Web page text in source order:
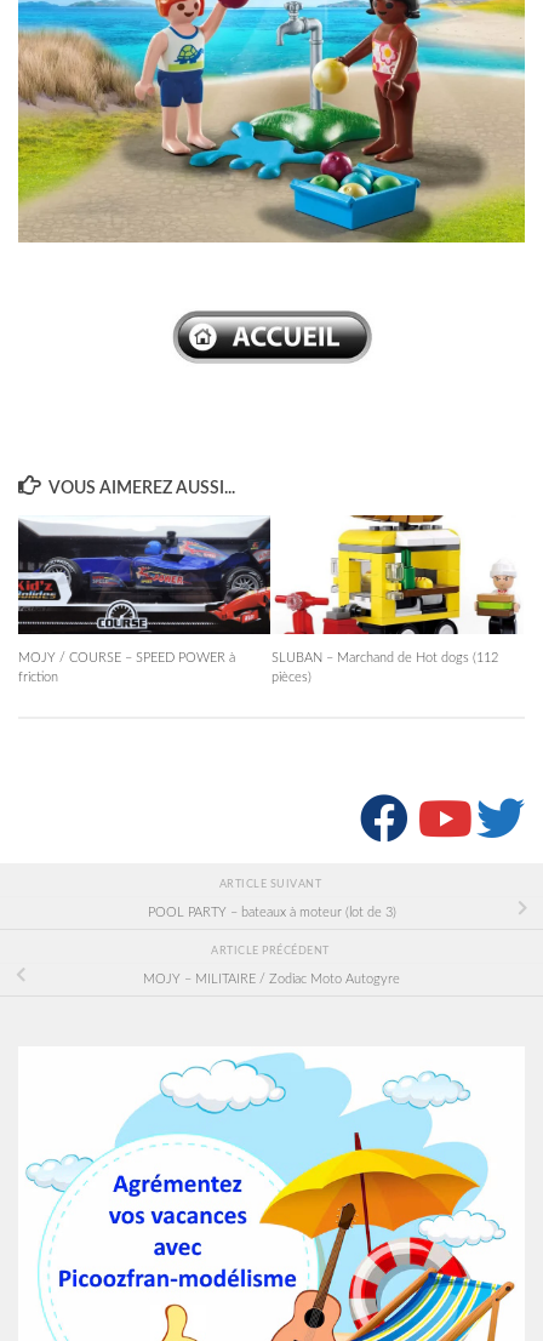
VOUS AIMEREZ AUSSI...
MOJY / COURSE – SPEED POWER à
friction
SLUBAN – Marchand de Hot dogs (112
pièces)
ARTICLE SUIVANT
POOL PARTY – bateaux à moteur (lot de 3)
ARTICLE PRÉCÉDENT
MOJY – MILITAIRE / Zodiac Moto Autogyre